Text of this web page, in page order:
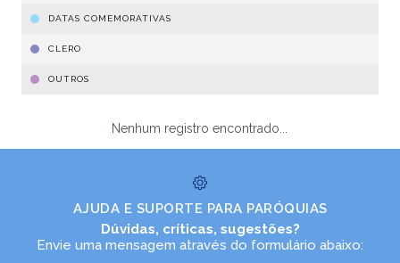
DATAS COMEMORATIVAS
CLERO
OUTROS
Nenhum registro encontrado...
AJUDA E SUPORTE PARA PARÓQUIAS
Dúvidas, críticas, sugestões?
Envie uma mensagem através do formulário abaixo: